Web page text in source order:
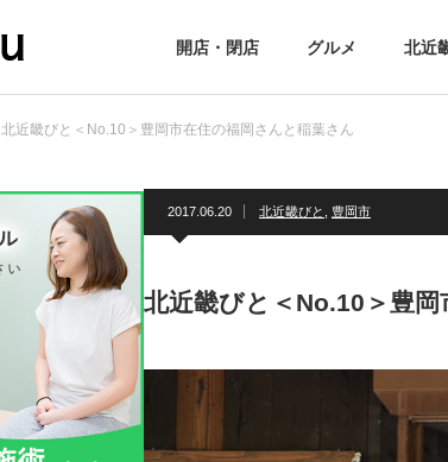
開店・閉店 グルメ 北近
北近畿びと＜No.10＞豊岡市在住の福岡さんと稲葉さん
2017.06.20 北近畿びと 豊岡市
北近畿びと＜No.10＞豊